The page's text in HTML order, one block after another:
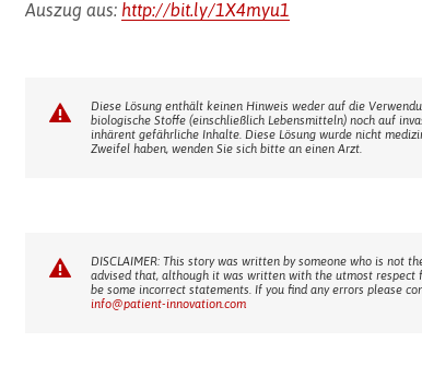
Auszug aus: http://bit.ly/1X4myu1
Diese Lösung enthält keinen Hinweis weder auf die
biologische Stoffe (einschließlich Lebensmitteln) noch auf
inhärent gefährliche Inhalte. Diese Lösung wurde nicht
Zweifel haben, wenden Sie sich bitte an einen Arzt.
DISCLAIMER: This story was written by someone who is not
advised that, although it was written with the utmost respect
be some incorrect statements. If you find any errors please
info@patient-innovation.com